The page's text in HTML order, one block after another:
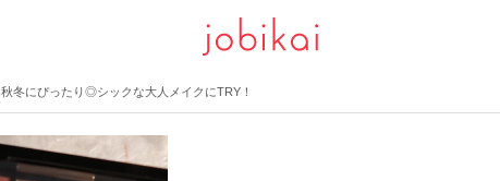
秋冬にぴったり◎シックな大人メイクにTRY！